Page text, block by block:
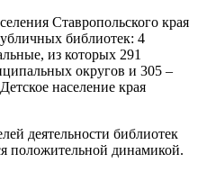
Ставропольского края
библиотек: 4
из которых 291
округов и 305 –
население края
деятельности библиотек
положительной динамикой.